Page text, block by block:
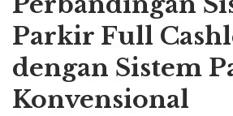
Parkir Full
dengan Sistem
Konvensional